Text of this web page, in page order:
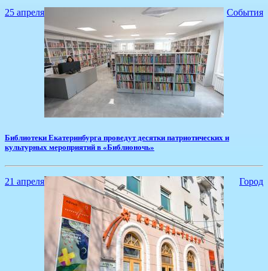
25 апреля События
Библиотеки Екатеринбурга проведут десятки патриотических и
культурных мероприятий в «Библионочь»
21 апреля Город